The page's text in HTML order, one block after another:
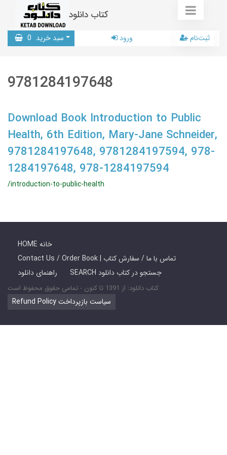
کتاب دانلود
سبد خرید 0 ورود ثبت‌نام
9781284197648
Download Book Introduction to Public
Health, 6th Edition, Mary-Jane Schneider,
9781284197648, 9781284197594, 978-
1284197648, 978-1284197594
/introduction-to-public-health
HOME خانه
Contact Us / Order Book | تماس با ما / سفارش کتاب
راهنمای دانلود
SEARCH جستجو در کتاب دانلود
کتاب دانلود: از 1391 تا کنون - تمامی حقوق محفوظ است
Refund Policy سیاست بازپرداخت